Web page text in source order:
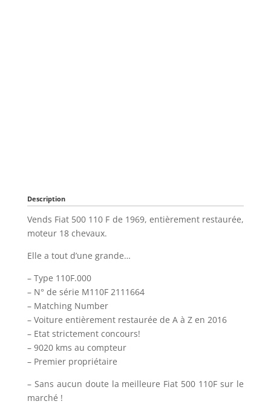
Description
Vends Fiat 500 110 F de 1969, entièrement restaurée,
moteur 18 chevaux.
Elle a tout d’une grande…
– Type 110F.000
– N° de série M110F 2111664
– Matching Number
– Voiture entièrement restaurée de A à Z en 2016
– Etat strictement concours!
– 9020 kms au compteur
– Premier propriétaire
– Sans aucun doute la meilleure Fiat 500 110F sur le
marché !